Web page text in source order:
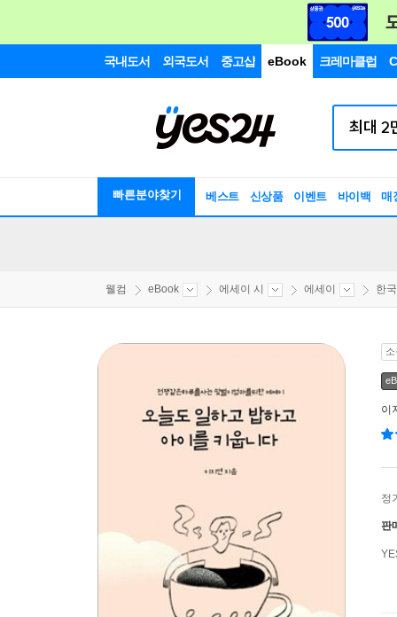
국내도서 외국도서 중고샵 eBook 크레마클럽
빠른분야찾기 베스트 신상품 이벤트 바이백 매
웰컴 eBook 에세이 시 에세이 한
이
정
판